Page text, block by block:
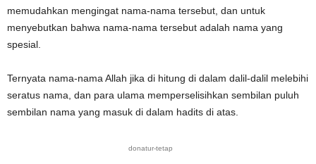
memudahkan mengingat nama-nama tersebut, dan untuk
menyebutkan bahwa nama-nama tersebut adalah nama yang
spesial.
Ternyata nama-nama Allah jika di hitung di dalam dalil-dalil melebihi
seratus nama, dan para ulama memperselisihkan sembilan puluh
sembilan nama yang masuk di dalam hadits di atas.
donatur-tetap